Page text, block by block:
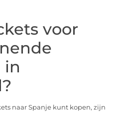
voor
in
naar Spanje kunt kopen, zijn